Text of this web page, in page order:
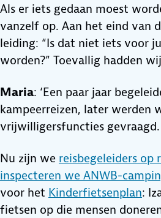
Als er iets gedaan moest
vanzelf op. Aan het eind van
leiding: “Is dat niet iets voor
worden?” Toevallig hadden
Maria: ‘Een paar jaar
kampeerreizen, later werden
vrijwilligersfuncties gevraagd.
Nu zijn we reisbegeleiders op
inspecteren we ANWB-
voor het Kinderfietsenplan:
fietsen op die mensen